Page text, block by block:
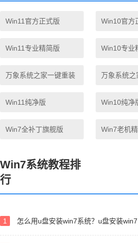
Win11官方正式版 Win10官方
Win11专业精简版 Win10专业
万象系统之家一键重装 万象系统
Win11纯净版 Win10纯净
Win7全补丁旗舰版 Win7老机
Win7系统教程排
行
1 怎么用u盘安装win7系统？u盘安装win7